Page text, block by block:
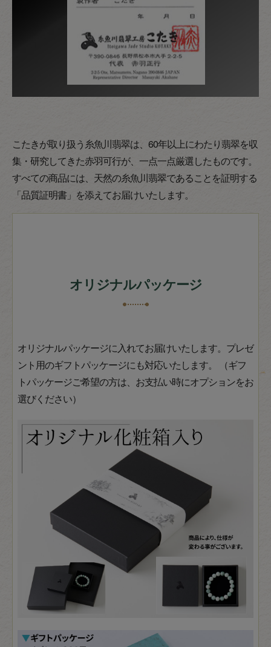
こたきが取り扱う糸魚川翡翠は、60年以上にわたり翡翠を収
集・研究してきた赤羽可行が、一点一点厳選したものです。
すべての商品には、天然の糸魚川翡翠であることを証明する
「品質証明書」を添えてお届けいたします。
オリジナルパッケージ
オリジナルパッケージに入れてお届けいたします。プレゼ
ント用のギフトパッケージにも対応いたします。 （ギフ
トパッケージご希望の方は、お支払い時にオプションをお
選びください）